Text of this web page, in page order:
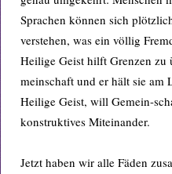
Sprachen können sich
verstehen, was ein völlig
Heilige Geist hilft Grenzen zu
meinschaft und er hält sie am
Heilige Geist, will Gemein-
konstruktives Miteinander.
Jetzt haben wir alle Fäden